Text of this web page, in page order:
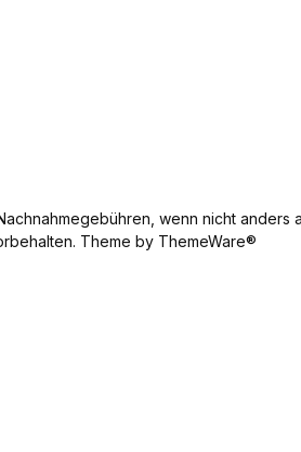
wenn nicht anders
Theme by ThemeWare®